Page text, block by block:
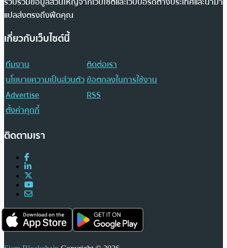
แปลส่งตรงถึงฟีดคุณ
เกี่ยวกับเว็บไซต์นี้
ทีมงาน
ติดต่อเรา
นโยบายความเป็นส่วนตัวข้อตกลงในการใช้งาน
Advertise
RSS
ตั้งค่าคุกกี้
ติดตามเรา